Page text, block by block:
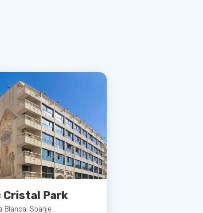
Cristal Park
Blanca, Spanje